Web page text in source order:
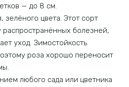
— до 8 см.
зелёного цвета. Этот сорт
распространённых болезней,
уход. Зимостойкость
роза хорошо переносит
любого сада или цветника